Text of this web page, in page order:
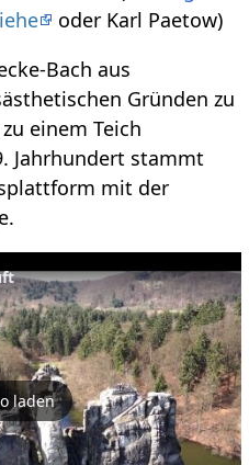
oder Karl Paetow)
Bach aus
Gründen zu
einem Teich
Jahrhundert stammt
mit der
laden